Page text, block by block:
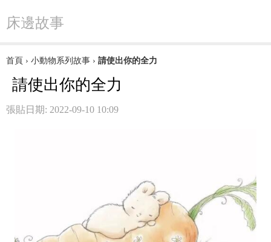
床邊故事
首頁 › 小動物系列故事 › 請使出你的全力
請使出你的全力
張貼日期: 2022-09-10 10:09